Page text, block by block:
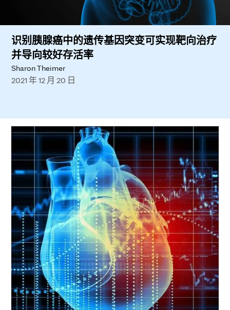
识别胰腺癌中的遗传基因突变可实现靶向治疗
并导向较好存活率
Sharon Theimer
2021 年 12 月 20 日